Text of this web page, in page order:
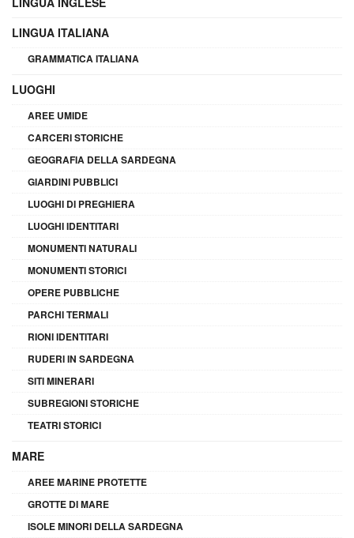
LINGUA ITALIANA
GRAMMATICA ITALIANA
LUOGHI
AREE UMIDE
CARCERI STORICHE
GEOGRAFIA DELLA SARDEGNA
GIARDINI PUBBLICI
LUOGHI DI PREGHIERA
LUOGHI IDENTITARI
MONUMENTI NATURALI
MONUMENTI STORICI
OPERE PUBBLICHE
PARCHI TERMALI
RIONI IDENTITARI
RUDERI IN SARDEGNA
SITI MINERARI
SUBREGIONI STORICHE
TEATRI STORICI
MARE
AREE MARINE PROTETTE
GROTTE DI MARE
ISOLE MINORI DELLA SARDEGNA